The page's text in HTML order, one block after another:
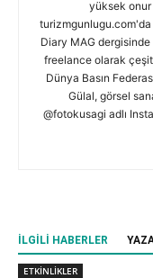
yüksek
turizmgunlugu.com'da
Diary MAG
freelance olarak
Dünya Basın
Gülal, görsel
@fotokusagi adlı
İLGILI HABERLER
ETKİNLİKLER